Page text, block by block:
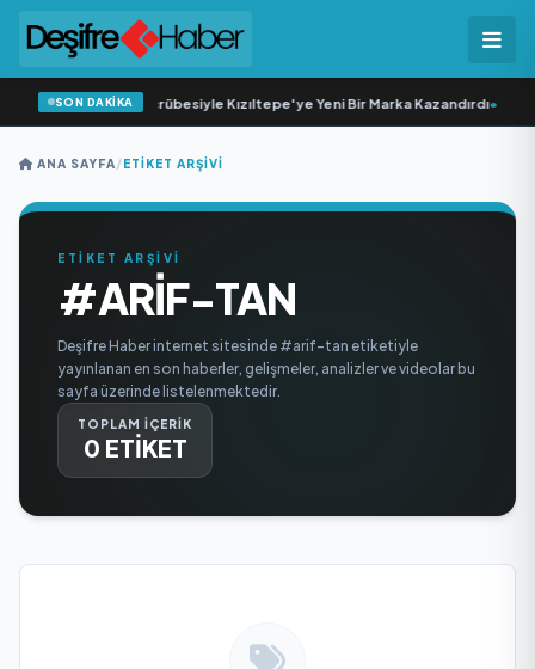
SON DAKİKA
20 Yıllık Esnaflık Tecrübesiyle Kızıltepe'ye Yeni Bir Marka Kazandırdı•
ANA SAYFA/ETIKET ARŞIVI
ETİKET ARŞİVİ
#ARIF-TAN
Deşifre Haber internet sitesinde #arif-tan etiketiyle
yayınlanan en son haberler, gelişmeler, analizler ve videolar bu
sayfa üzerinde listelenmektedir.
TOPLAM İÇERİK
0 ETİKET